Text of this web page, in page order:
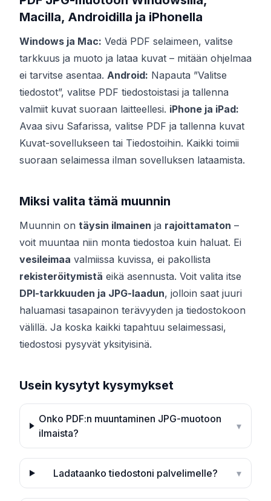
Macilla, Androidilla ja iPhonella
Windows ja Mac: Vedä PDF selaimeen, valitse
tarkkuus ja muoto ja lataa kuvat – mitään ohjelmaa
ei tarvitse asentaa. Android: Napauta ”Valitse
tiedostot”, valitse PDF tiedostoistasi ja tallenna
valmiit kuvat suoraan laitteellesi. iPhone ja iPad:
Avaa sivu Safarissa, valitse PDF ja tallenna kuvat
Kuvat-sovellukseen tai Tiedostoihin. Kaikki toimii
suoraan selaimessa ilman sovelluksen lataamista.
Miksi valita tämä muunnin
Muunnin on täysin ilmainen ja rajoittamaton –
voit muuntaa niin monta tiedostoa kuin haluat. Ei
vesileimaa valmiissa kuvissa, ei pakollista
rekisteröitymistä eikä asennusta. Voit valita itse
DPI-tarkkuuden ja JPG-laadun, jolloin saat juuri
haluamasi tasapainon terävyyden ja tiedostokoon
välillä. Ja koska kaikki tapahtuu selaimessasi,
tiedostosi pysyvät yksityisinä.
Usein kysytyt kysymykset
Onko PDF:n muuntaminen JPG-muotoon
ilmaista?
▾
Ladataanko tiedostoni palvelimelle? ▾